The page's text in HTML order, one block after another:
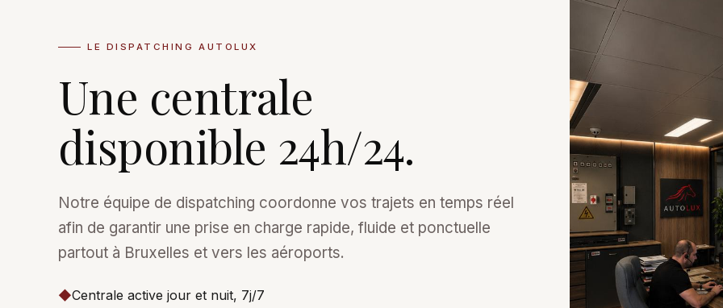
LE DISPATCHING AUTOLUX
Une centrale
disponible 24h/24.
Notre équipe de dispatching coordonne vos trajets en temps réel
afin de garantir une prise en charge rapide, fluide et ponctuelle
partout à Bruxelles et vers les aéroports.
◆Centrale active jour et nuit, 7j/7